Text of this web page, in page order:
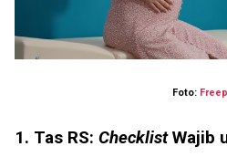
Foto:
1. Tas RS: ChecklistWajib